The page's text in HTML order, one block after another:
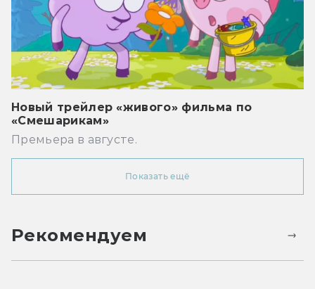
Новый трейлер «живого» фильма по
«Смешарикам»
Премьера в августе.
Показать ещё
Рекомендуем